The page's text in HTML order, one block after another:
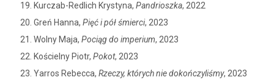
Kurczab-Redlich Krystyna, Pandrioszka, 2022
Greń Hanna, Pięć i pół śmierci, 2023
Wolny Maja, Pociąg do imperium, 2023
Kościelny Piotr, Pokot, 2023
Yarros Rebecca, Rzeczy, których nie dokończyliśmy, 2023